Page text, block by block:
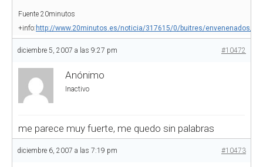
Fuente 20minutos
+info: http://www.20minutos.es/noticia/317615/0/buitres/envenenados/
diciembre 5, 2007 a las 9:27 pm #10472
Anónimo
Inactivo
me parece muy fuerte, me quedo sin palabras
diciembre 6, 2007 a las 7:19 pm #10473